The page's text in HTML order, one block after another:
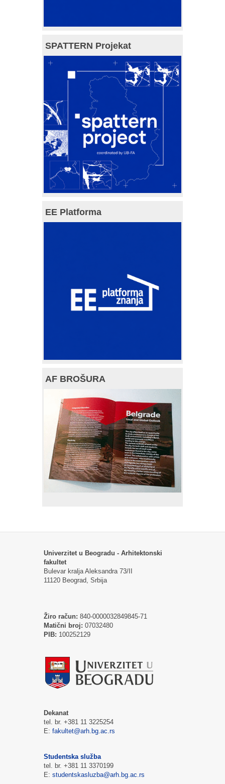
SPATTERN Projekat
EE Platforma
AF BROŠURA
Univerzitet u Beogradu - Arhitektonski
fakultet
Bulevar kralja Aleksandra 73/II
11120 Beograd, Srbija
Žiro račun: 840-0000032849845-71
Matični broj: 07032480
PIB: 100252129
Dekanat
tel. br. +381 11 3225254
E: fakultet@arh.bg.ac.rs
Studentska služba
tel. br. +381 11 3370199
E: studentskasluzba@arh.bg.ac.rs